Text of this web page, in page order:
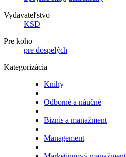
Vydavateľstvo
KSD
Pre koho
pre dospelých
Kategorizácia
Knihy
Odborné a náučné
Biznis a manažment
Management